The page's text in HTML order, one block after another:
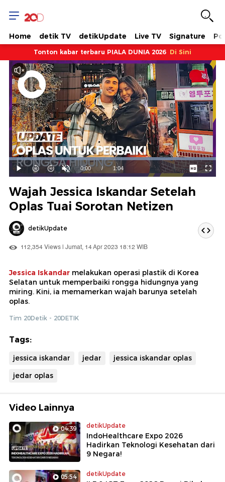
Home detik TV detikUpdate Live TV Signature
Tonton kabar terbaru PIALA DUNIA 2026 Di Sini
Mainkan
Suara
Hidup
Waktu
ini
0:00 / Durasi
1:04
Dimuat:
100.00%
Wajah Jessica Iskandar Setelah
Oplas Tuai Sorotan Netizen
detikUpdate
112,354 Views | Jumat, 14 Apr 2023 18:12 WIB
Jessica Iskandar melakukan operasi plastik di Korea
Selatan untuk memperbaiki rongga hidungnya yang
miring. Kini, ia memamerkan wajah barunya setelah
oplas.
Tim 20Detik - 20DETIK
Tags:
jessica iskandar jedar
jessica iskandar oplas
jedar oplas
Video Lainnya
04:39 detikUpdate
IndoHealthcare Expo 2026
Hadirkan Teknologi Kesehatan dari
9 Negara!
05:54 detikUpdate